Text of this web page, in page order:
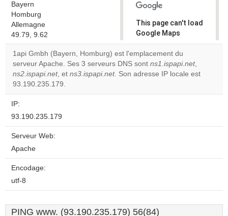
Bayern
Homburg
Allemagne
49.79, 9.62
This page can't load
Google Maps
correctly.
Do you
own this
OK
1api Gmbh (Bayern, Homburg) est l'emplacement du
serveur Apache. Ses 3 serveurs DNS sont ns1.ispapi.net,
ns2.ispapi.net, et ns3.ispapi.net. Son adresse IP locale est
93.190.235.179.
IP:
93.190.235.179
Serveur Web:
Apache
Encodage:
utf-8
PING www. (93.190.235.179) 56(84)